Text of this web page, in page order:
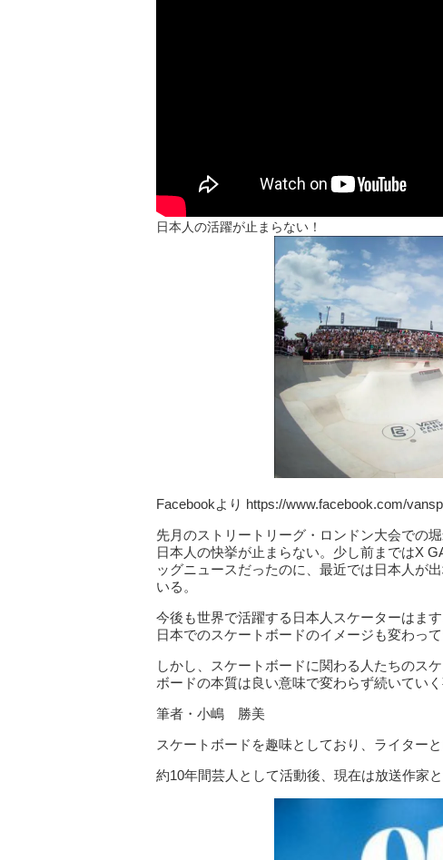
日本人の活躍が止まらない！
Facebookより https://www.facebook.com/
先月のストリートリーグ・ロンドン大会での
日本人の快挙が止まらない。少し前まではX
ッグニュースだったのに、最近では日本人が
いる。
今後も世界で活躍する日本人スケーターはま
日本でのスケートボードのイメージも変わって
しかし、スケートボードに関わる人たちのス
ボードの本質は良い意味で変わらず続いていく
筆者・小嶋 勝美
スケートボードを趣味としており、ライター
約10年間芸人として活動後、現在は放送作家と